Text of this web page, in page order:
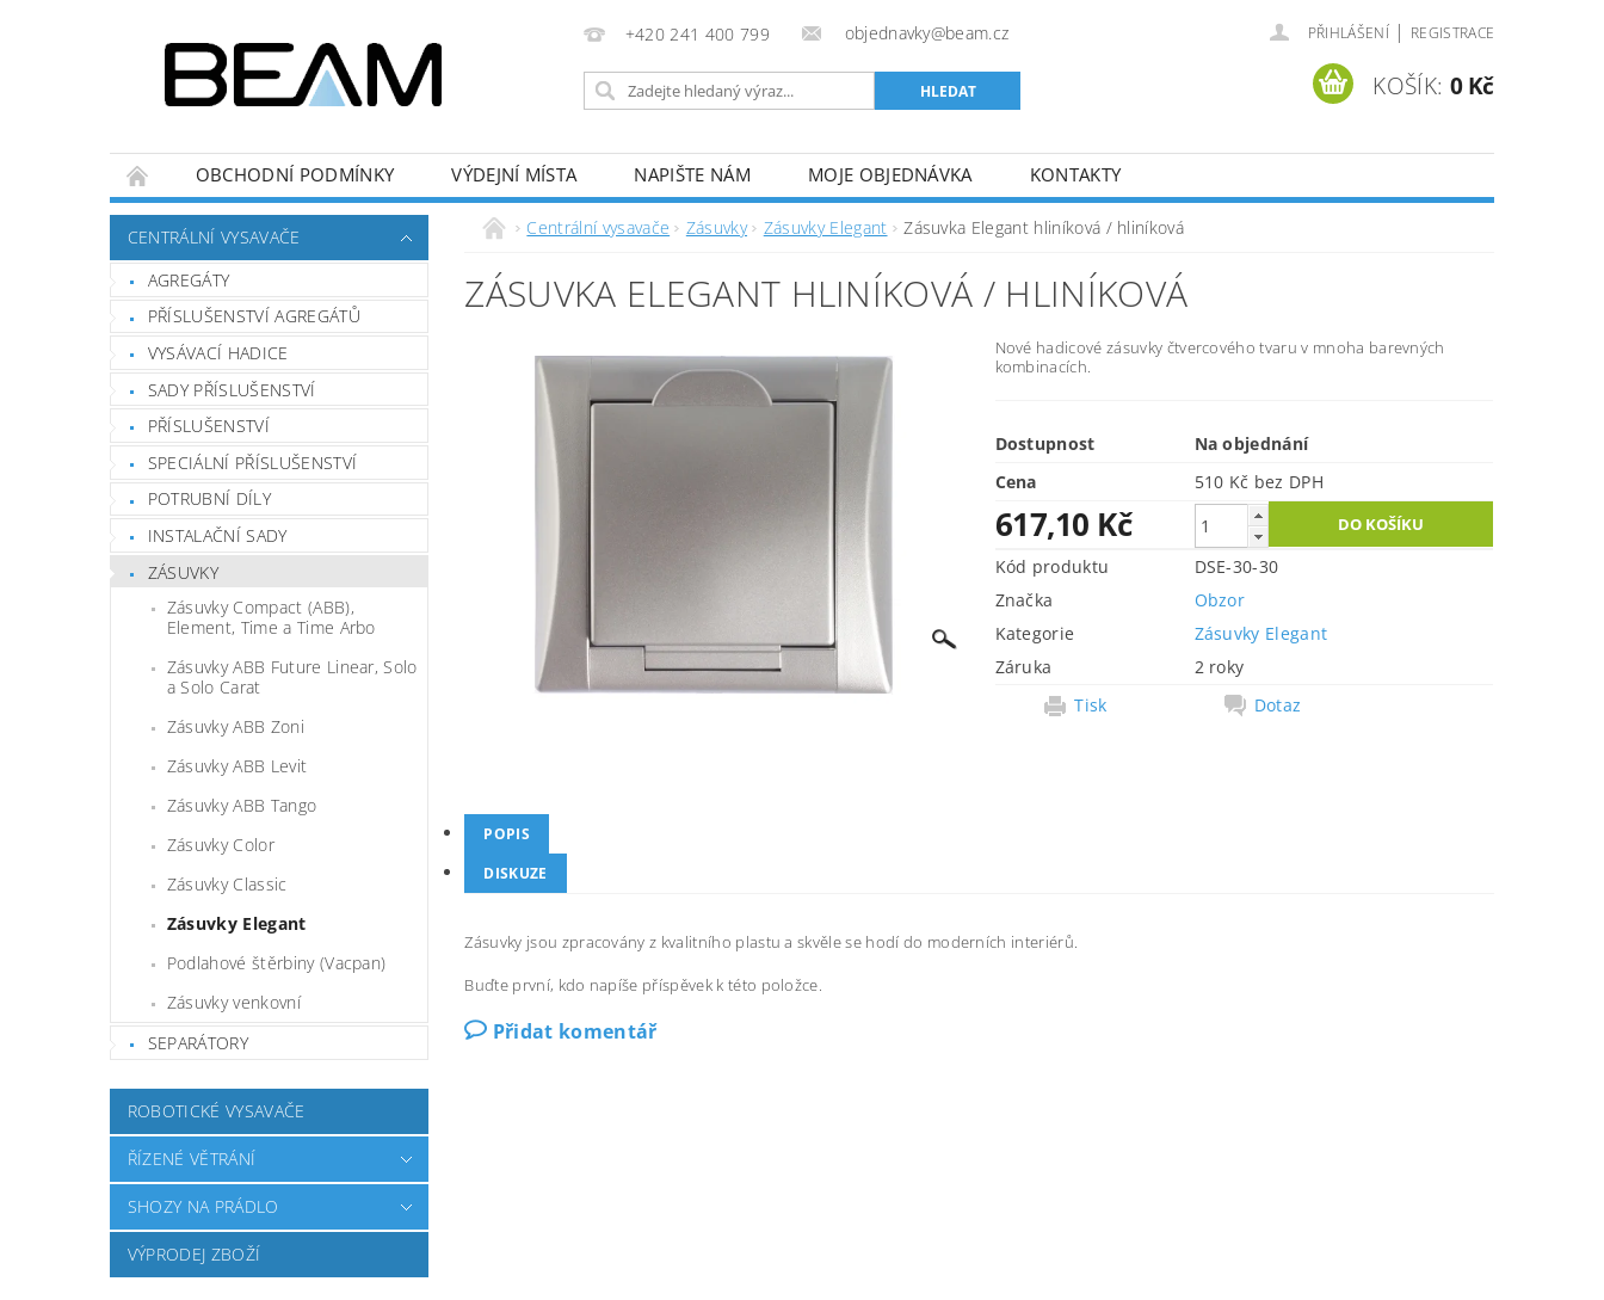
+420 241 400 799 objednavky@beam.cz PŘIHLÁŠENÍ | REGISTRACE
KOŠÍK: 0 Kč
OBCHODNÍ PODMÍNKY VÝDEJNÍ MÍSTA NAPIŠTE NÁM MOJE OBJEDNÁVKA KONTAKTY
CENTRÁLNÍ VYSAVAČE
AGREGÁTY
PŘÍSLUŠENSTVÍ AGREGÁTŮ
VYSÁVACÍ HADICE
SADY PŘÍSLUŠENSTVÍ
PŘÍSLUŠENSTVÍ
SPECIÁLNÍ PŘÍSLUŠENSTVÍ
POTRUBNÍ DÍLY
INSTALAČNÍ SADY
ZÁSUVKY
Zásuvky Compact (ABB),
Element, Time a Time Arbo
Zásuvky ABB Future Linear, Solo
a Solo Carat
Zásuvky ABB Zoni
Zásuvky ABB Levit
Zásuvky ABB Tango
Zásuvky Color
Zásuvky Classic
Zásuvky Elegant
Podlahové štěrbiny (Vacpan)
Zásuvky venkovní
SEPARÁTORY
ROBOTICKÉ VYSAVAČE
ŘÍZENÉ VĚTRÁNÍ
SHOZY NA PRÁDLO
VÝPRODEJ ZBOŽÍ
Centrální vysavače Zásuvky Zásuvky Elegant Zásuvka Elegant hliníková / hliníková
ZÁSUVKA ELEGANT HLINÍKOVÁ / HLINÍKOVÁ
Nové hadicové zásuvky čtvercového tvaru v mnoha barevných
kombinacích.
Dostupnost
Na objednání
Cena
510 Kč bez DPH
617,10 Kč
Kód produktu
DSE-30-30
Značka
Obzor
Kategorie
Zásuvky Elegant
Záruka
2 roky
Tisk
Dotaz
POPIS
DISKUZE
Zásuvky jsou zpracovány z kvalitního plastu a skvěle se hodí do moderních interiérů.
Buďte první, kdo napíše příspěvek k této položce.
Přidat komentář